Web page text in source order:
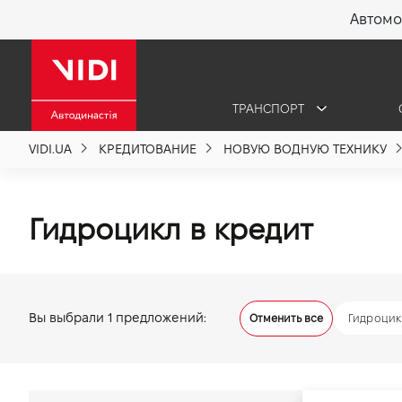
ТРАНСПОРТ
VIDI.UA КРЕДИТОВАНИЕ НОВУЮ ВОДНУЮ ТЕХНИКУ
Гидроцикл в кредит
Вы выбрали 1 предложений: Отменить все
О компании
Новости